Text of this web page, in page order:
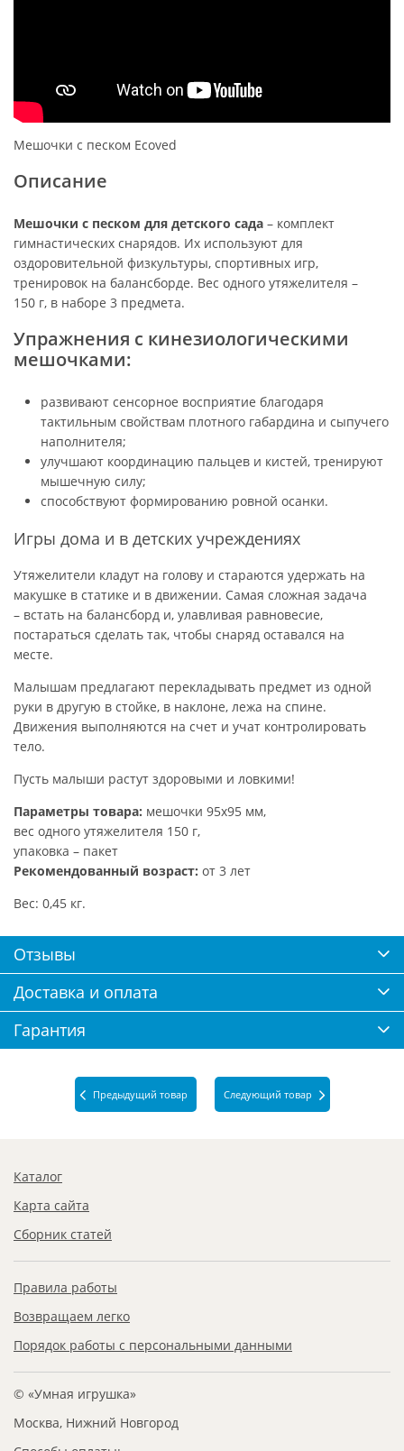
Мешочки с песком Ecoved
Описание
Мешочки с песком для детского сада – комплект
гимнастических снарядов. Их используют для
оздоровительной физкультуры, спортивных игр,
тренировок на балансборде. Вес одного утяжелителя –
150 г, в наборе 3 предмета.
Упражнения с кинезиологическими
мешочками:
развивают сенсорное восприятие благодаря
тактильным свойствам плотного габардина и сыпучего
наполнителя;
улучшают координацию пальцев и кистей, тренируют
мышечную силу;
способствуют формированию ровной осанки.
Игры дома и в детских учреждениях
Утяжелители кладут на голову и стараются удержать на
макушке в статике и в движении. Самая сложная задача
– встать на балансборд и, улавливая равновесие,
постараться сделать так, чтобы снаряд оставался на
месте.
Малышам предлагают перекладывать предмет из одной
руки в другую в стойке, в наклоне, лежа на спине.
Движения выполняются на счет и учат контролировать
тело.
Пусть малыши растут здоровыми и ловкими!
Параметры товара: мешочки 95х95 мм,
вес одного утяжелителя 150 г,
упаковка – пакет
Рекомендованный возраст: от 3 лет
Вес: 0,45 кг.
Отзывы
Доставка и оплата
Гарантия
Предыдущий товар Следующий товар
Каталог
Карта сайта
Сборник статей
Правила работы
Возвращаем легко
Порядок работы с персональными данными
© «Умная игрушка»
Москва, Нижний Новгород